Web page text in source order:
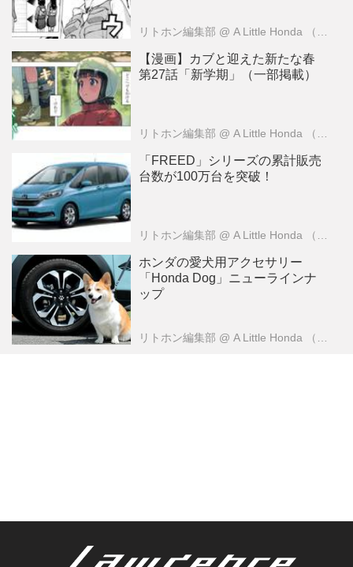
リトホン編集部 @ A Little Honda （ア・リトル・ホンダ）編集部
【漫画】カブと迎えた新たな春
第27話「新学期」（一部掲載）
リトホン編集部 @ A Little Honda （ア・リトル・ホンダ）編集部
「FREED」シリーズの累計販売
台数が100万台を突破！
リトホン編集部 @ A Little Honda （ア・リトル・ホンダ）編集部
ホンダの愛犬用アクセサリー
「Honda Dog」ニューラインナ
ップ
リトホン編集部 @ A Little Honda （ア・リトル・ホンダ）編集部